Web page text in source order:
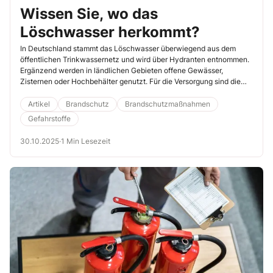
Wissen Sie, wo das
Löschwasser herkommt?
In Deutschland stammt das Löschwasser überwiegend aus dem
öffentlichen Trinkwassernetz und wird über Hydranten entnommen.
Ergänzend werden in ländlichen Gebieten offene Gewässer,
Zisternen oder Hochbehälter genutzt. Für die Versorgung sind die
Artikel
Brandschutz
Brandschutzmaßnahmen
Gefahrstoffe
30.10.2025·1 Min Lesezeit